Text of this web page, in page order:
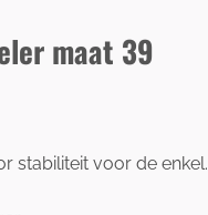
maat 39
stabiliteit voor de enkel.